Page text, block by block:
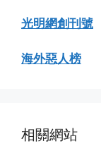
光明網創刊號
海外惡人榜
相關網站